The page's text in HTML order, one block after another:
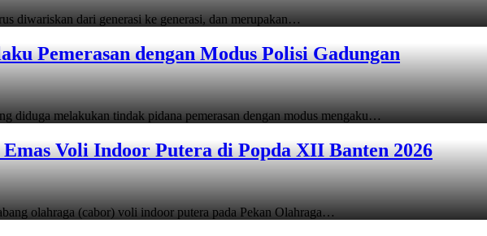
diwariskan dari generasi ke generasi, dan merupakan…
Pemerasan dengan Modus Polisi Gadungan
diduga melakukan tindak pidana pemerasan dengan modus mengaku…
Voli Indoor Putera di Popda XII Banten 2026
olahraga (cabor) voli indoor putera pada Pekan Olahraga…